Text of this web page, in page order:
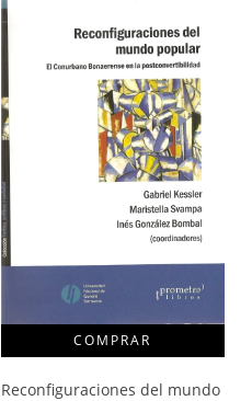
Reconfiguraciones del mundo